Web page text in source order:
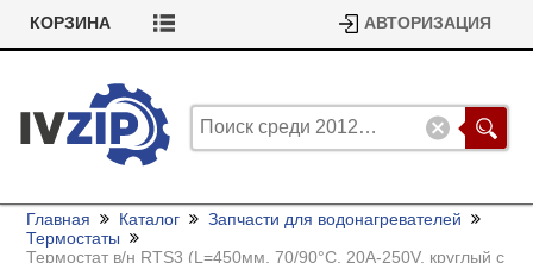
КОРЗИНА АВТОРИЗАЦИЯ
Главная Каталог
Запчасти для водонагревателей
Термостаты
Термостат в/н RTS3 (L=450мм, 70/90°C, 20A-250V, круглый с